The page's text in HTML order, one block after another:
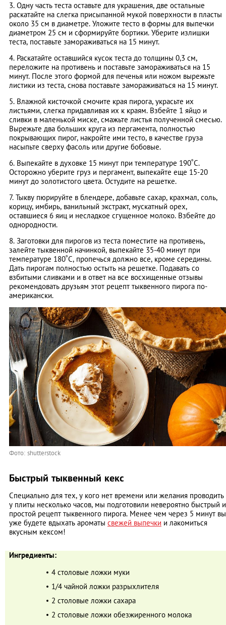
3. Одну часть теста оставьте для украшения, две остальные
раскатайте на слегка присыпанной мукой поверхности в пласты
около 35 см в диаметре. Уложите тесто в формы для выпечки
диаметром 25 см и сформируйте бортики. Уберите излишки
теста, поставьте замораживаться на 15 минут.
4. Раскатайте оставшийся кусок теста до толщины 0,3 см,
переложите на противень и поставьте замораживаться на 15
минут. После этого формой для печенья или ножом вырежьте
листики из теста, снова поставьте замораживаться на 15 минут.
5. Влажной кисточкой смочите края пирога, украсьте их
листьями, слегка придавливая их к краям. Взбейте 1 яйцо и
сливки в маленькой миске, смажьте листья полученной смесью.
Вырежьте два больших круга из пергамента, полностью
покрывающих пирог, накройте ими тесто, в качестве груза
насыпьте сверху фасоль или другие бобовые.
6. Выпекайте в духовке 15 минут при температуре 190˚С.
Осторожно уберите груз и пергамент, выпекайте еще 15-20
минут до золотистого цвета. Остудите на решетке.
7. Тыкву пюрируйте в блендере, добавьте сахар, крахмал, соль,
корицу, имбирь, ванильный экстракт, мускатный орех,
оставшиеся 6 яиц и несладкое сгущенное молоко. Взбейте до
однородности.
8. Заготовки для пирогов из теста поместите на противень,
залейте тыквенной начинкой, выпекайте 35-40 минут при
температуре 180˚С, пропечься должно все, кроме середины.
Дать пирогам полностью остыть на решетке. Подавать со
взбитыми сливками и в ответ на все восхищенные отзывы
рекомендовать друзьям этот рецепт тыквенного пирога по-
американски.
Фото: shutterstock
Быстрый тыквенный кекс
Специально для тех, у кого нет времени или желания проводить
у плиты несколько часов, мы подготовили невероятно быстрый и
простой рецепт тыквенного пирога. Менее чем через 5 минут вы
уже будете вдыхать ароматы свежей выпечки и лакомиться
вкусным кексом!
Ингредиенты:
4 столовые ложки муки
1/4 чайной ложки разрыхлителя
2 столовые ложки сахара
2 столовые ложки обезжиренного молока